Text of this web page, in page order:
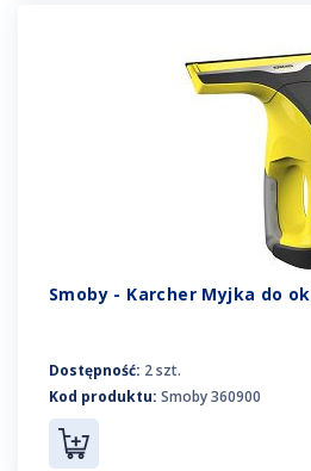
Smoby - Karcher Myjka do
Dostępność: 2 szt.
Kod produktu: Smoby 360900